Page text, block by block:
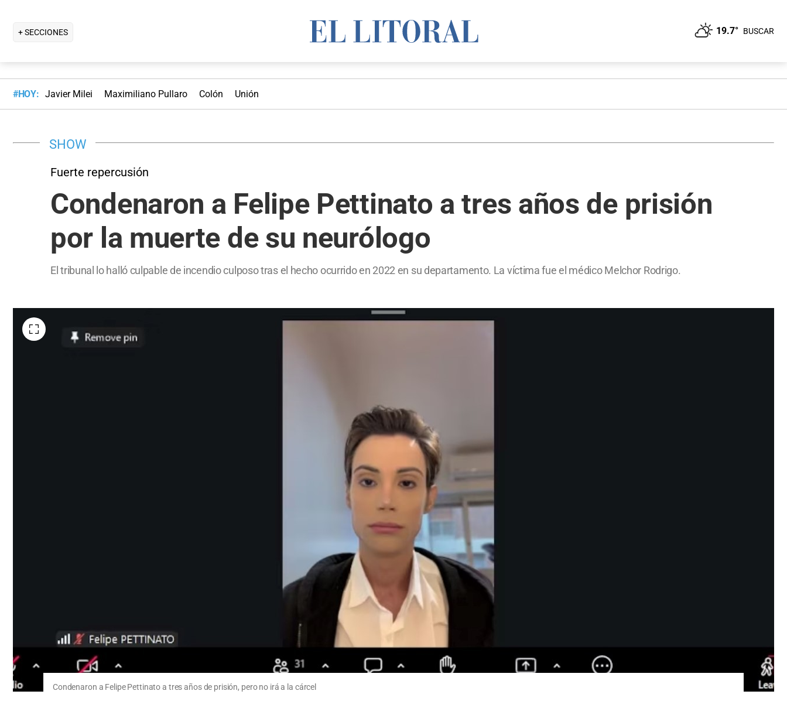
+ SECCIONES 19.7° BUSCAR
#HOY: Javier Milei Maximiliano Pullaro Colón Unión
SHOW
Fuerte repercusión
Condenaron a Felipe Pettinato a tres años de prisión
por la muerte de su neurólogo
El tribunal lo halló culpable de incendio culposo tras el hecho ocurrido en 2022 en su departamento. La víctima fue el médico Melchor Rodrigo.
Condenaron a Felipe Pettinato a tres años de prisión, pero no irá a la cárcel